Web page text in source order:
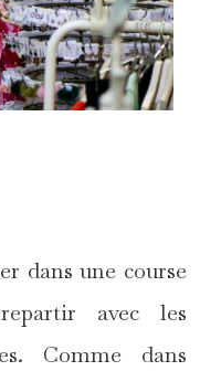
dans une course
avec les
Comme dans